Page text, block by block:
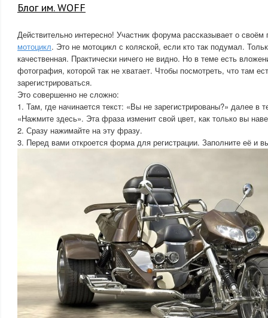
Блог им. WOFF
Действительно интересно! Участник форума рассказывает о
мотоцикл. Это не мотоцикл с коляской, если кто так подумал.
качественная. Практически ничего не видно. Но в теме есть
фотография, которой так не хватает. Чтобы посмотреть, что там
зарегистрироваться.
Это совершенно не сложно:
1. Там, где начинается текст: «Вы не зарегистрированы?» далее в
«Нажмите здесь». Эта фраза изменит свой цвет, как только вы
2. Сразу нажимайте на эту фразу.
3. Перед вами откроется форма для регистрации. Заполните её и